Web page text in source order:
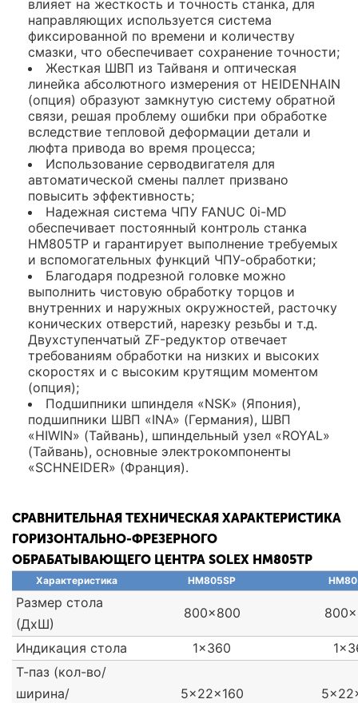
влияет на жесткость и точность станка, для
направляющих используется система
фиксированной по времени и количеству
смазки, что обеспечивает сохранение точности;
Жесткая ШВП из Тайваня и оптическая
линейка абсолютного измерения от HEIDENHAIN
(опция) образуют замкнутую систему обратной
связи, решая проблему ошибки при обработке
вследствие тепловой деформации детали и
люфта привода во время процесса;
Использование серводвигателя для
автоматической смены паллет призвано
повысить эффективность;
Надежная система ЧПУ FANUC 0i-MD
обеспечивает постоянный контроль станка
HM805TP и гарантирует выполнение требуемых
и вспомогательных функций ЧПУ-обработки;
Благодаря подрезной головке можно
выполнить чистовую обработку торцов и
внутренних и наружных окружностей, расточку
конических отверстий, нарезку резьбы и т.д.
Двухступенчатый ZF-редуктор отвечает
требованиям обработки на низких и высоких
скоростях и с высоким крутящим моментом
(опция);
Подшипники шпинделя «NSK» (Япония),
подшипники ШВП «INA» (Германия), ШВП
«HIWIN» (Тайвань), шпиндельный узел «ROYAL»
(Тайвань), основные электрокомпоненты
«SCHNEIDER» (Франция).
СРАВНИТЕЛЬНАЯ ТЕХНИЧЕСКАЯ ХАРАКТЕРИСТИКА
ГОРИЗОНТАЛЬНО-ФРЕЗЕРНОГО
ОБРАБАТЫВАЮЩЕГО ЦЕНТРА SOLEX HM805TP
Характеристика HM805SP
Размер стола
(ДхШ)
800x800
Индикация стола 1x360
Т-паз (кол-во/
ширина/
5x22x160